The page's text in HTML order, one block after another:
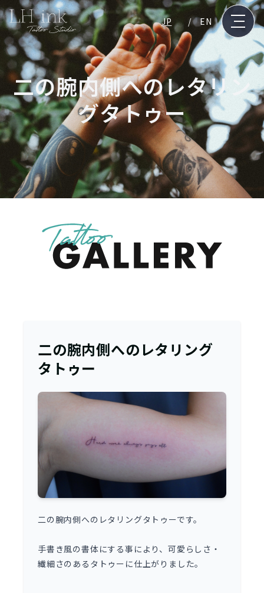
JP EN
二の腕内側へのレタリン
グタトゥー
二の腕内側へのレタリング
タトゥー
二の腕内側へのレタリングタトゥーです。
手書き風の書体にする事により、可愛らしさ・
繊細さのあるタトゥーに仕上がりました。